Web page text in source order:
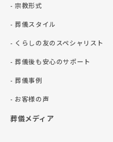
- 宗教形式
- 葬儀スタイル
- くらしの友のスペシャリスト
- 葬儀後も安心のサポート
- 葬儀事例
- お客様の声
葬儀メディア